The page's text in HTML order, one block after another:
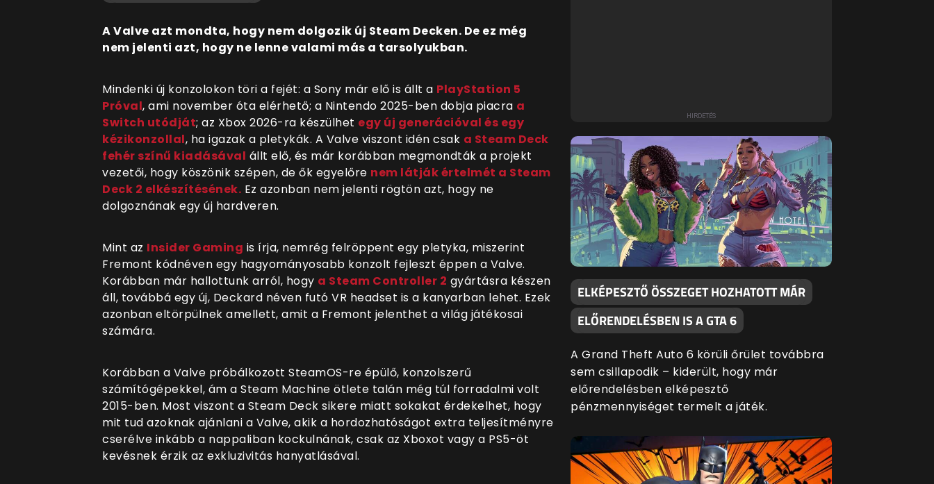
A Valve azt mondta, hogy nem dolgozik új Steam Decken. De ez még
nem jelenti azt, hogy ne lenne valami más a tarsolyukban.
Mindenki új konzolokon töri a fejét: a Sony már elő is állt a PlayStation 5
Próval, ami november óta elérhető; a Nintendo 2025-ben dobja piacra a
Switch utódját; az Xbox 2026-ra készülhet egy új generációval és egy
kézikonzollal, ha igazak a pletykák. A Valve viszont idén csak a Steam Deck
fehér színű kiadásával állt elő, és már korábban megmondták a projekt
vezetői, hogy köszönik szépen, de ők egyelőre nem látják értelmét a Steam
Deck 2 elkészítésének. Ez azonban nem jelenti rögtön azt, hogy ne
dolgoznának egy új hardveren.
Mint az Insider Gaming is írja, nemrég felröppent egy pletyka, miszerint
Fremont kódnéven egy hagyományosabb konzolt fejleszt éppen a Valve.
Korábban már hallottunk arról, hogy a Steam Controller 2 gyártásra készen
áll, továbbá egy új, Deckard néven futó VR headset is a kanyarban lehet. Ezek
azonban eltörpülnek amellett, amit a Fremont jelenthet a világ játékosai
számára.
Korábban a Valve próbálkozott SteamOS-re épülő, konzolszerű
számítógépekkel, ám a Steam Machine ötlete talán még túl forradalmi volt
2015-ben. Most viszont a Steam Deck sikere miatt sokakat érdekelhet, hogy
mit tud azoknak ajánlani a Valve, akik a hordozhatóságot extra teljesítményre
cserélve inkább a nappaliban kockulnának, csak az Xboxot vagy a PS5-öt
kevésnek érzik az exkluzivitás hanyatlásával.
ELKÉPESZTŐ ÖSSZEGET HOZHATOTT MÁR
ELŐRENDELÉSBEN IS A GTA 6
A Grand Theft Auto 6 körüli őrület továbbra
sem csillapodik – kiderült, hogy már
előrendelésben elképesztő
pénzmennyiséget termelt a játék.